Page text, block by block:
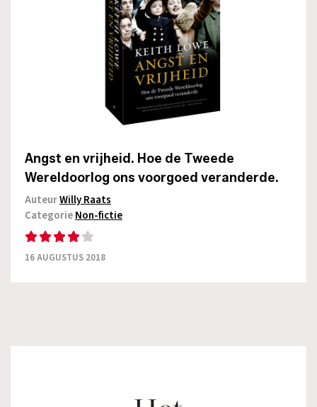
Angst en vrijheid. Hoe de Tweede
Wereldoorlog ons voorgoed veranderde.
AuteurWilly Raats
CategorieNon-fictie
16 AUGUSTUS 2018